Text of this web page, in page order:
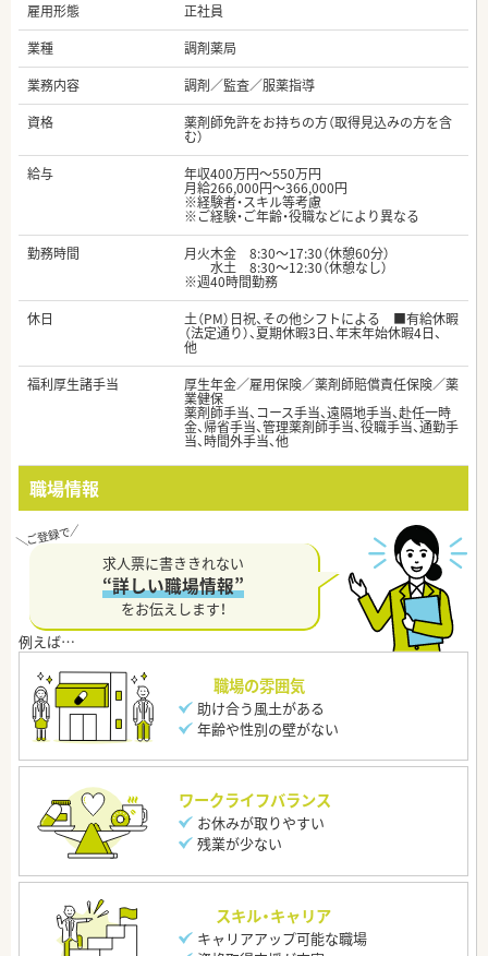
雇用形態
正社員
業種
調剤薬局
業務内容
調剤／監査／服薬指導
資格
薬剤師免許をお持ちの方（取得見込みの方を含
む）
給与
年収400万円～550万円
月給266,000円～366,000円
※経験者・スキル等考慮
※ご経験・ご年齢・役職などにより異なる
勤務時間
月火木金 8:30～17:30（休憩60分）
水土 8:30～12:30（休憩なし）
※週40時間勤務
休日
土（PM）日祝、その他シフトによる ■有給休暇
（法定通り）、夏期休暇3日、年末年始休暇4日、
他
福利厚生諸手当
厚生年金／雇用保険／薬剤師賠償責任保険／薬
業健保
薬剤師手当、コース手当、遠隔地手当、赴任一時
金、帰省手当、管理薬剤師手当、役職手当、通勤手
当、時間外手当、他
職場情報
求人票に書ききれない
“詳しい職場情報”
をお伝えします！
職場の雰囲気
助け合う風土がある
年齢や性別の壁がない
ワークライフバランス
お休みが取りやすい
残業が少ない
スキル・キャリア
キャリアアップ可能な職場